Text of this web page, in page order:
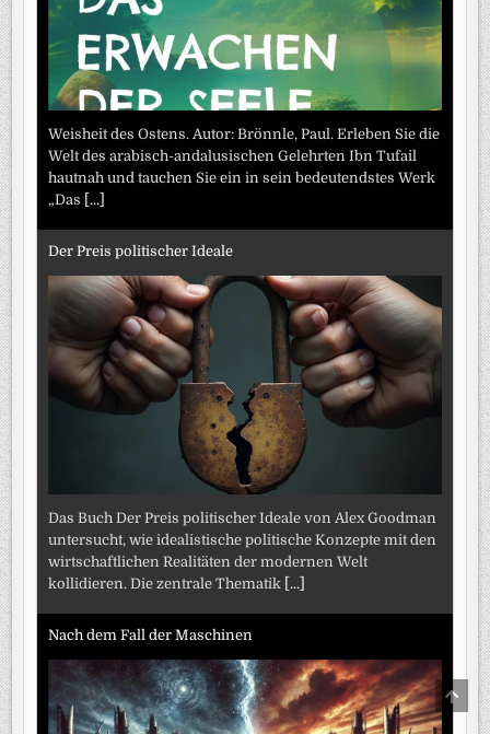
Weisheit des Ostens. Autor: Brönnle, Paul. Erleben Sie die
Welt des arabisch-andalusischen Gelehrten Ibn Tufail
hautnah und tauchen Sie ein in sein bedeutendstes Werk
„Das [...]
Der Preis politischer Ideale
Das Buch Der Preis politischer Ideale von Alex Goodman
untersucht, wie idealistische politische Konzepte mit den
wirtschaftlichen Realitäten der modernen Welt
kollidieren. Die zentrale Thematik [...]
Nach dem Fall der Maschinen
TO
TOP